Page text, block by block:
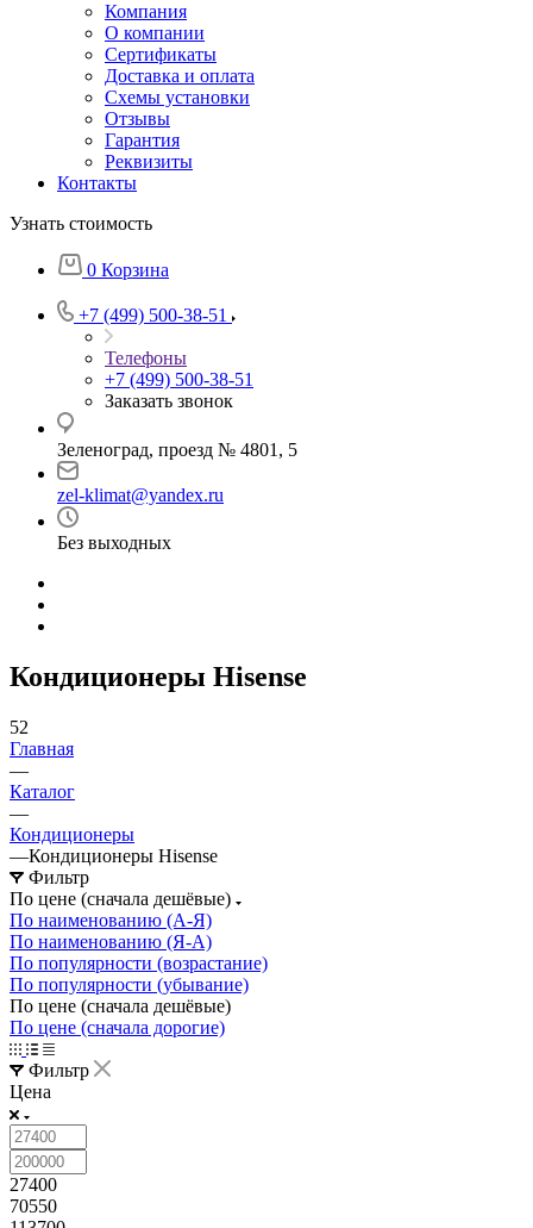
Компания
О компании
Сертификаты
Доставка и оплата
Схемы установки
Отзывы
Гарантия
Реквизиты
Контакты
Узнать стоимость
0 Корзина
+7 (499) 500-38-51
Телефоны
+7 (499) 500-38-51
Заказать звонок
Зеленоград, проезд № 4801, 5
zel-klimat@yandex.ru
Без выходных
Кондиционеры Hisense
52
Главная
—
Каталог
—
Кондиционеры
—Кондиционеры Hisense
Фильтр
По цене (сначала дешёвые)
По наименованию (А-Я)
По наименованию (Я-А)
По популярности (возрастание)
По популярности (убывание)
По цене (сначала дешёвые)
По цене (сначала дорогие)
Фильтр
Цена
27400
70550